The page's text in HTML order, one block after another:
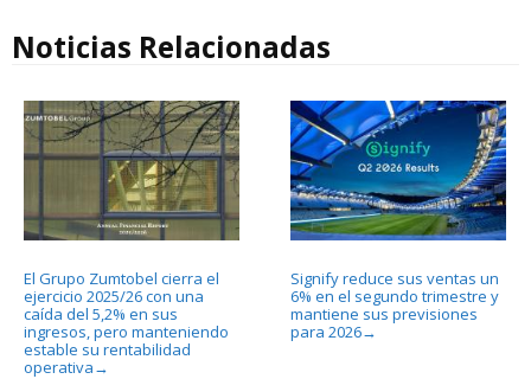
Noticias Relacionadas
El Grupo Zumtobel cierra el
ejercicio 2025/26 con una
caída del 5,2% en sus
ingresos, pero manteniendo
estable su rentabilidad
operativa →
Signify reduce sus ventas un
6% en el segundo trimestre y
mantiene sus previsiones
para 2026→